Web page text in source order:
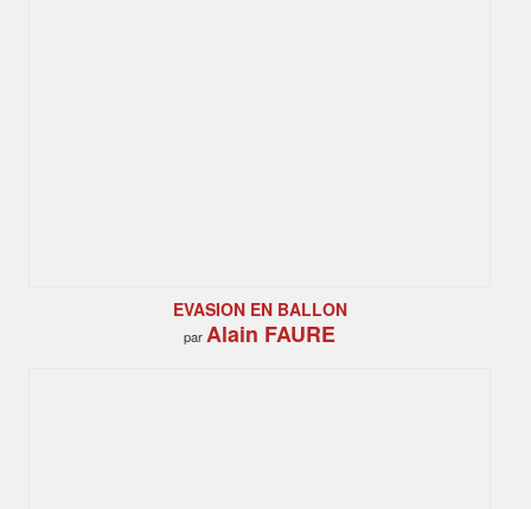
EVASION EN BALLON
parAlain FAURE